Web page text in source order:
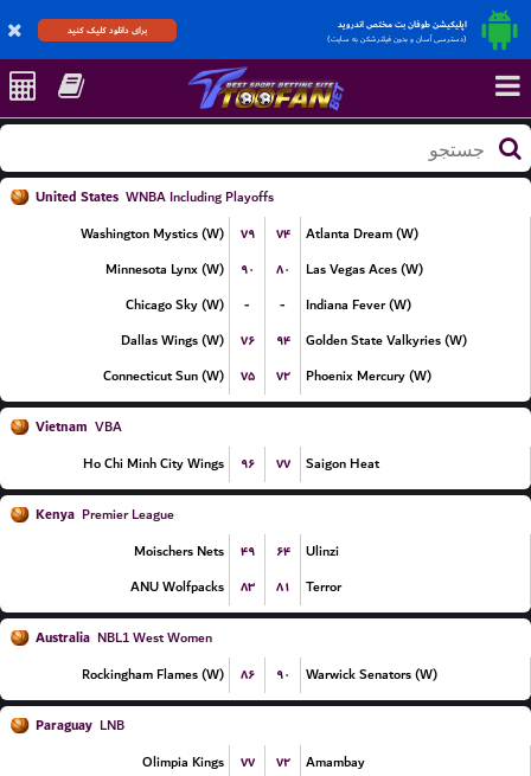
اپلیکیشن طوفان بت مختص اندروید
(دسترسی آسان و بدون فیلترشکن به سایت)
برای دانلود کلیک کنید
United States WNBA Including Playoffs
Washington Mystics (W)
۷۹ ۷۴
Atlanta Dream (W)
Minnesota Lynx (W)
۹۰ ۸۰
Las Vegas Aces (W)
Chicago Sky (W)
- -
Indiana Fever (W)
Dallas Wings (W)
۷۶ ۹۴
Golden State Valkyries (W)
Connecticut Sun (W)
۷۵ ۷۲ Phoenix Mercury (W)
Vietnam VBA
Ho Chi Minh City Wings
۹۶ ۷۷ Saigon Heat
Kenya Premier League
Moischers Nets
۴۹ ۶۴
Ulinzi
ANU Wolfpacks
۸۳ ۸۱ Terror
Australia NBL1 West Women
Rockingham Flames (W)
۸۶ ۹۰ Warwick Senators (W)
Paraguay LNB
Olimpia Kings
۷۷ ۷۲ Amambay